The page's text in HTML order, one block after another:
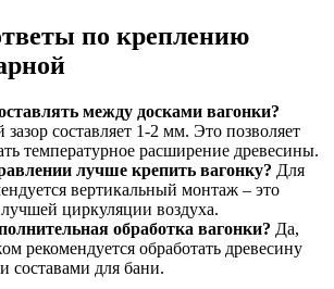
по креплению
между досками вагонки?
составляет 1-2 мм. Это позволяет
температурное расширение древесины.
лучше крепить вагонку? Для
вертикальный монтаж – это
лучшей циркуляции воздуха.
обработка вагонки? Да,
рекомендуется обработать древесину
составами для бани.